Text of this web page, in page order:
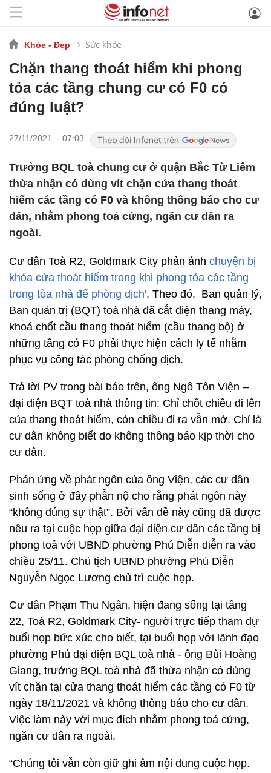
Khỏe - Đẹp Sức khỏe
Chặn thang thoát hiểm khi phong
tỏa các tầng chung cư có F0 có
đúng luật?
27/11/2021 - 07:03
Trưởng BQL toà chung cư ở quận Bắc Từ Liêm
thừa nhận có dùng vít chặn cửa thang thoát
hiểm các tầng có F0 và không thông báo cho cư
dân, nhằm phong toả cứng, ngăn cư dân ra
ngoài.
Cư dân Toà R2, Goldmark City phản ánh chuyện bị
khóa cửa thoát hiểm trong khi phong tỏa các tầng
trong tòa nhà để phòng dịch'. Theo đó, Ban quản lý,
Ban quản trị (BQT) toà nhà đã cắt điện thang máy,
khoá chốt cầu thang thoát hiểm (cầu thang bộ) ở
những tầng có F0 phải thực hiện cách ly tế nhằm
phục vụ công tác phòng chống dịch.
Trả lời PV trong bài báo trên, ông Ngô Tôn Viện –
đại diện BQT toà nhà thông tin: Chỉ chốt chiều đi lên
của thang thoát hiểm, còn chiều đi ra vẫn mở. Chỉ là
cư dân không biết do không thông báo kịp thời cho
cư dân.
Phản ứng về phát ngôn của ông Viện, các cư dân
sinh sống ở đây phẫn nộ cho rằng phát ngôn này
“không đúng sự thật”. Bởi vấn đề này cũng đã được
nêu ra tại cuộc họp giữa đại diện cư dân các tầng bị
phong toả với UBND phường Phú Diễn diễn ra vào
chiều 25/11. Chủ tịch UBND phường Phú Diễn
Nguyễn Ngọc Lương chủ trì cuộc họp.
Cư dân Phạm Thu Ngân, hiện đang sống tại tầng
22, Toà R2, Goldmark City- người trực tiếp tham dự
buổi họp bức xúc cho biết, tại buổi họp với lãnh đạo
phường Phú đại diện BQL toà nhà - ông Bùi Hoàng
Giang, trưởng BQL toà nhà đã thừa nhận có dùng
vít chặn tại cửa thang thoát hiểm các tầng có F0 từ
ngày 18/11/2021 và không thông báo cho cư dân.
Việc làm này với mục đích nhằm phong toả cứng,
ngăn cư dân ra ngoài.
“Chúng tôi vẫn còn giữ ghi âm nội dung cuộc họp.